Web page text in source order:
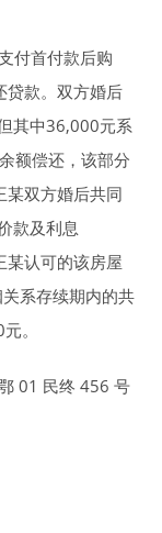
付首付款后购
贷款。双方婚后
其中36,000元系
额偿还，该部分
某双方婚后共同
款及利息
认可的该房屋
系存续期内的共
。
01 民终 456 号